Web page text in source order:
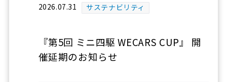
2026.07.31 サステナビリティ
『第5回 ミニ四駆 WECARS CUP』 開
催延期のお知らせ